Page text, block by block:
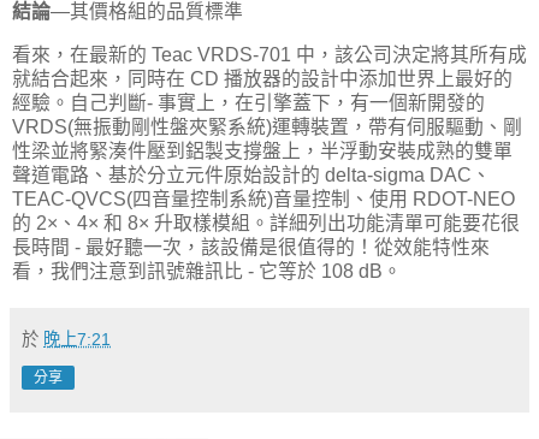
結論—其價格組的品質標準
看來，在最新的 Teac VRDS-701 中，該公司決定將其所有成
就結合起來，同時在 CD 播放器的設計中添加世界上最好的
經驗。自己判斷- 事實上，在引擎蓋下，有一個新開發的
VRDS(無振動剛性盤夾緊系統)運轉裝置，帶有伺服驅動、剛
性梁並將緊湊件壓到鋁製支撐盤上，半浮動安裝成熟的雙單
聲道電路、基於分立元件原始設計的 delta-sigma DAC、
TEAC-QVCS(四音量控制系統)音量控制、使用 RDOT-NEO
的 2×、4× 和 8× 升取樣模組。詳細列出功能清單可能要花很
長時間 - 最好聽一次，該設備是很值得的！從效能特性來
看，我們注意到訊號雜訊比 - 它等於 108 dB。
於 晚上7:21
分享